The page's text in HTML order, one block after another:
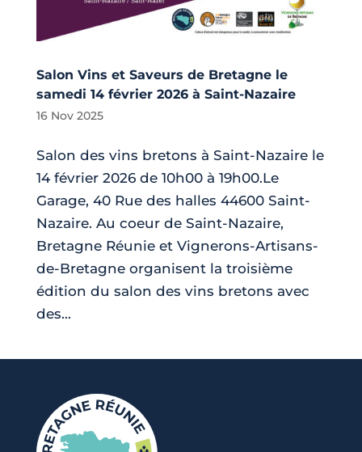
Salon Vins et Saveurs de Bretagne le
samedi 14 février 2026 à Saint-Nazaire
16 Nov 2025
Salon des vins bretons à Saint-Nazaire le
14 février 2026 de 10h00 à 19h00.Le
Garage, 40 Rue des halles 44600 Saint-
Nazaire. Au coeur de Saint-Nazaire,
Bretagne Réunie et Vignerons-Artisans-
de-Bretagne organisent la troisième
édition du salon des vins bretons avec
des...